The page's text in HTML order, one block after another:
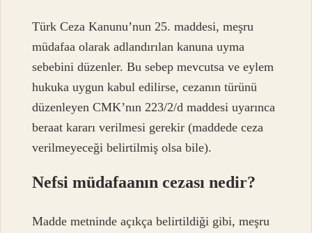
Türk Ceza Kanunu’nun 25. maddesi, meşru
müdafaa olarak adlandırılan kanuna uyma
sebebini düzenler. Bu sebep mevcutsa ve eylem
hukuka uygun kabul edilirse, cezanın türünü
düzenleyen CMK’nın 223/2/d maddesi uyarınca
beraat kararı verilmesi gerekir (maddede ceza
verilmeyeceği belirtilmiş olsa bile).
Nefsi müdafaanın cezası nedir?
Madde metninde açıkça belirtildiği gibi, meşru